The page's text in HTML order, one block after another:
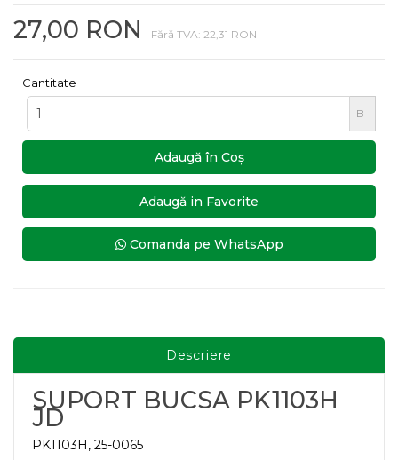
27,00 RON Fără TVA: 22,31 RON
Cantitate
B
Adaugă în Coş
Adaugă in Favorite
Comanda pe WhatsApp
Descriere
SUPORT BUCSA PK1103H
JD
PK1103H, 25-0065